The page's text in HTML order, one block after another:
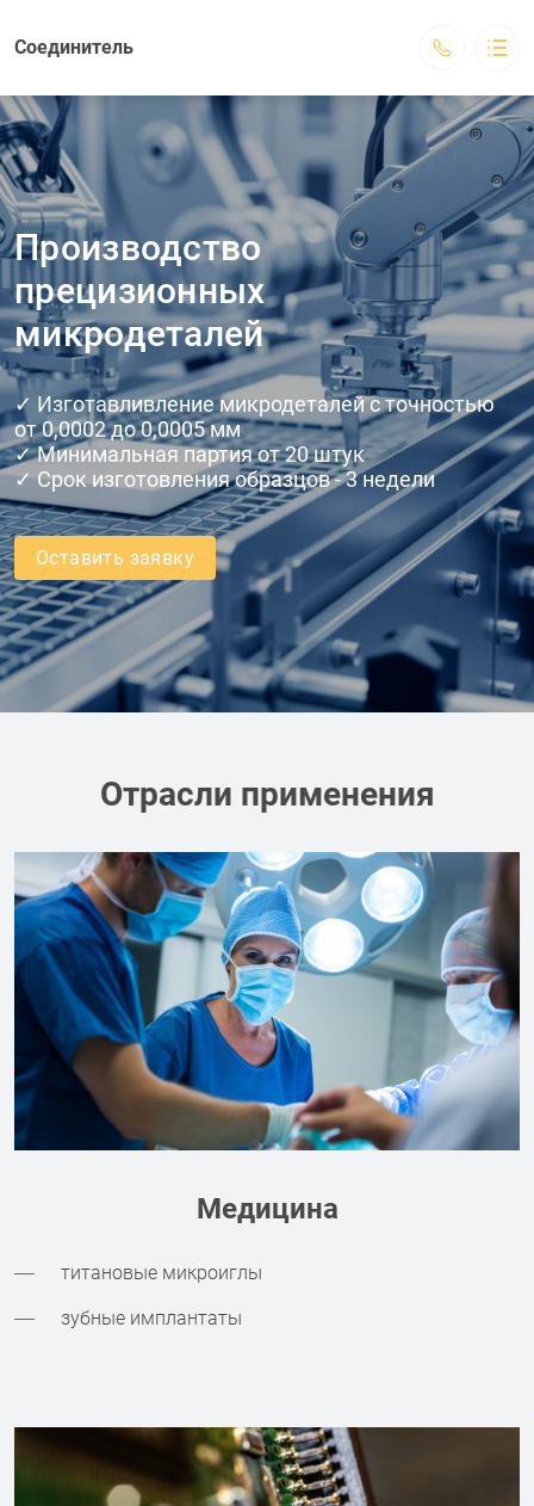
Соединитель
Направления производства
Продукция
Условия оплаты
Процесс работы
О нас
Контакты
Оставить заявку
г. Миасс, Объездная дорога 4/34а
k_a_t_a_s@mail.ru
+7 (800) 555-70-80
Обратный вызов
Производство
прецизионных
микродеталей
✓ Изготавливление микродеталей с точностью
от 0,0002 до 0,0005 мм
✓ Минимальная партия от 20 штук
✓ Срок изготовления образцов - 3 недели
Оставить заявку
Отрасли применения
Медицина
титановые микроиглы
зубные имплантаты